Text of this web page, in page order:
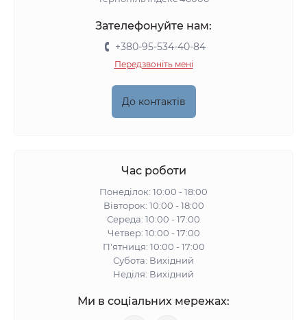
Зателефонуйте нам:
+380-95-534-40-84
Передзвоніть мені
До контактів
Час роботи
Понеділок: 10:00 - 18:00
Вівторок: 10:00 - 18:00
Середа: 10:00 - 17:00
Четвер: 10:00 - 17:00
П'ятниця: 10:00 - 17:00
Субота: Вихідний
Неділя: Вихідний
Ми в соціальних мережах: